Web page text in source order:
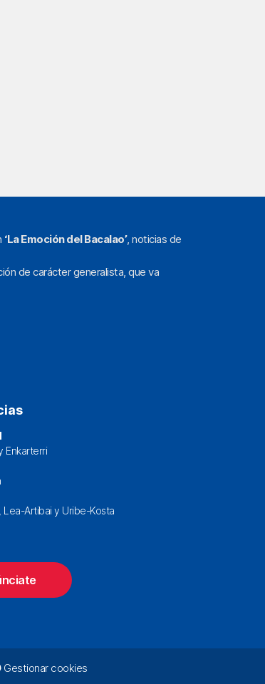
‘La Emoción del Bacalao’, noticias de
de carácter generalista, que va
Enkarterri
Lea-Artibai y Uribe-Kosta
Gestionar cookies